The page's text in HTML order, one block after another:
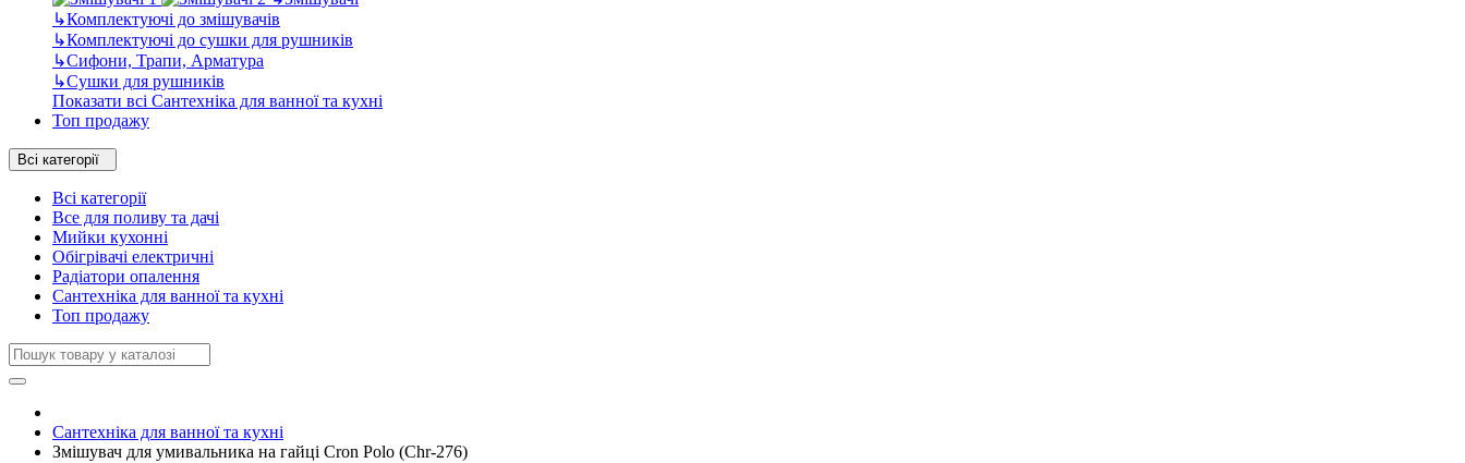
↳Комплектуючі до змішувачів
↳Комплектуючі до сушки для рушників
↳Сифони, Трапи, Арматура
↳Сушки для рушників
Показати всі Сантехніка для ванної та кухні
Топ продажу
Всі категорії
Всі категорії
Все для поливу та дачі
Мийки кухонні
Обігрівачі електричні
Радіатори опалення
Сантехніка для ванної та кухні
Топ продажу
Сантехніка для ванної та кухні
Змішувач для умивальника на гайці Cron Polo (Chr-276)